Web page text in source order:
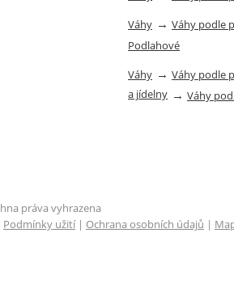
Váhy → Váhy podle
Podlahové
Váhy → Váhy podle
a jídelny → Váhy
práva vyhrazena
Podmínky užití| Ochrana osobních údajů |